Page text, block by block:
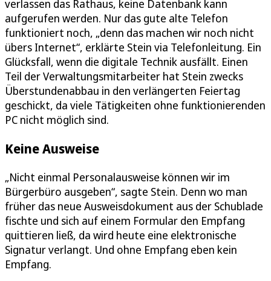
verlassen das Rathaus, keine Datenbank kann
aufgerufen werden. Nur das gute alte Telefon
funktioniert noch, „denn das machen wir noch nicht
übers Internet“, erklärte Stein via Telefonleitung. Ein
Glücksfall, wenn die digitale Technik ausfällt. Einen
Teil der Verwaltungsmitarbeiter hat Stein zwecks
Überstundenabbau in den verlängerten Feiertag
geschickt, da viele Tätigkeiten ohne funktionierenden
PC nicht möglich sind.
Keine Ausweise
„Nicht einmal Personalausweise können wir im
Bürgerbüro ausgeben“, sagte Stein. Denn wo man
früher das neue Ausweisdokument aus der Schublade
fischte und sich auf einem Formular den Empfang
quittieren ließ, da wird heute eine elektronische
Signatur verlangt. Und ohne Empfang eben kein
Empfang.